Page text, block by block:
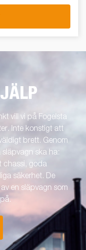
vill vi på Fogelsta
Inte konstigt att
brett. Genom
släpvagn ska ha:
chassi, goda
säkerhet. De
en släpvagn som